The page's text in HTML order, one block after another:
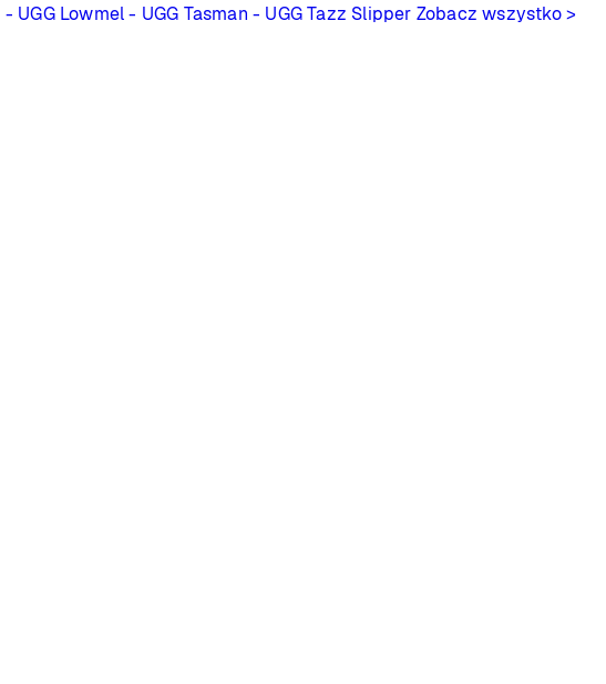
- UGG Lowmel - UGG Tasman - UGG Tazz Slipper Zobacz wszystko >